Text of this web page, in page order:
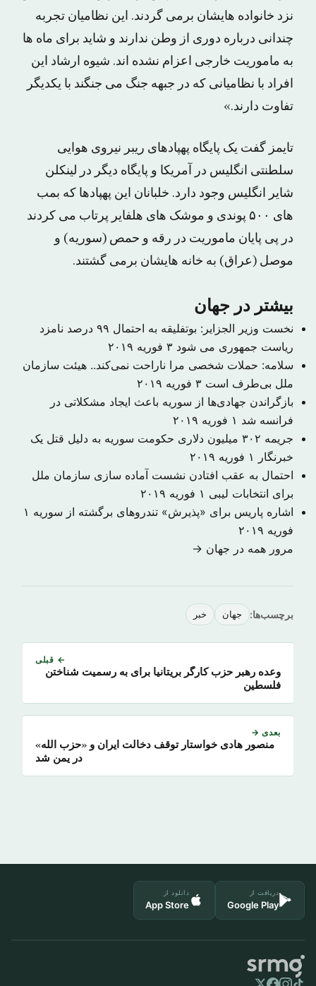
نزد خانواده هایشان برمی گردند. این نظامیان تجربه
چندانی درباره دوری از وطن ندارند و شاید برای ماه ها
به ماموریت خارجی اعزام نشده اند. شیوه ارشاد این
افراد با نظامیانی که در جبهه جنگ می جنگند با یکدیگر
تفاوت دارند.»
تایمز گفت یک پایگاه پهپادهای ریبر نیروی هوایی
سلطنتی انگلیس در آمریکا و پایگاه دیگر در لینکلن
شایر انگلیس وجود دارد. خلبانان این پهپادها که بمب
های ۵۰۰ پوندی و موشک های هلفایر پرتاب می کردند
در پی پایان ماموریت در رقه و حمص (سوریه) و
موصل (عراق) به خانه هایشان برمی گشتند.
بیشتر در جهان
نخست وزیر الجزایر: بوتفلیقه به احتمال ۹۹ درصد نامزد
ریاست جمهوری می شود ۳ فوریه ۲۰۱۹
سلامه: حملات شخصی مرا ناراحت نمی‌کند.. هیئت سازمان
ملل بی‌طرف است ۳ فوریه ۲۰۱۹
بازگراندن جهادی‌ها از سوریه باعث ایجاد مشکلاتی در
فرانسه شد ۱ فوریه ۲۰۱۹
جریمه ۳۰۲ میلیون دلاری حکومت سوریه به دلیل قتل یک
خبرنگار
۱ فوریه ۲۰۱۹
احتمال به عقب افتادن نشست آماده سازی سازمان ملل
برای انتخابات لیبی ۱ فوریه ۲۰۱۹
اشاره پاریس برای «پذیرش» تندروهای برگشته از سوریه ۱
فوریه ۲۰۱۹
مرور همه در جهان →
برچسب‌ها: جهان خبر
← قبلی
وعده رهبر حزب کارگر بریتانیا برای به رسمیت شناختن
فلسطین
بعدی →
منصور هادی خواستار توقف دخالت ایران و «حزب الله»
در یمن شد
دریافت از
Google Play
دانلود از
App Store